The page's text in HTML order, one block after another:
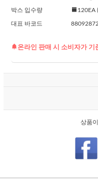
박스 입수량 120EA
대표 바코드
온라인 판매 시 소비자가
상품